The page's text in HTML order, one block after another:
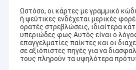
Ωστόσο, οι κάρτες με γραμμικό
ή ψεύτικες ενδέχεται μερικές
ορατές στρεβλώσεις, ιδιαίτερα
υπεριώδες φως.Αυτός είναι ο
επαγγελματίες παίκτες και οι
σε αξιόπιστες πηγές για να
τους πληρούν τα υψηλότερα